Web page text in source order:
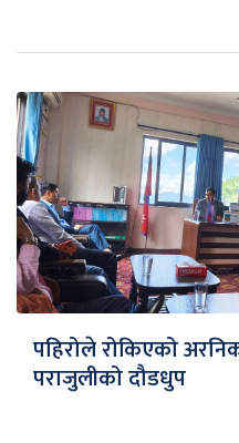
पहिरोले रोकिएको
पराजुलीको दौडधुप